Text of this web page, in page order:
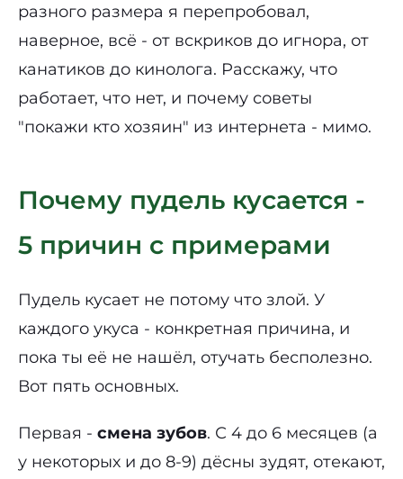
разного размера я перепробовал,
наверное, всё - от вскриков до игнора, от
канатиков до кинолога. Расскажу, что
работает, что нет, и почему советы
"покажи кто хозяин" из интернета - мимо.
Почему пудель кусается -
5 причин с примерами
Пудель кусает не потому что злой. У
каждого укуса - конкретная причина, и
пока ты её не нашёл, отучать бесполезно.
Вот пять основных.
Первая - смена зубов. С 4 до 6 месяцев (а
у некоторых и до 8-9) дёсны зудят, отекают,